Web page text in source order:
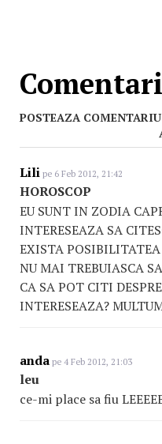
POSTEAZA COMENTARIU
Lili pe 6 Feb 2012, 21:42
HOROSCOP
EU SUNT IN ZODIA
INTERESEAZA SA
EXISTA
NU MAI TREBUIASCA
CA SA POT CITI
INTERESEAZA?
anda pe 4 Feb 2012, 21:03
leu
ce-mi place sa fiu